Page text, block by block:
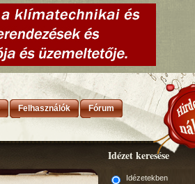
Felhasználók Fórum
Idézet keresése
Idézetekben